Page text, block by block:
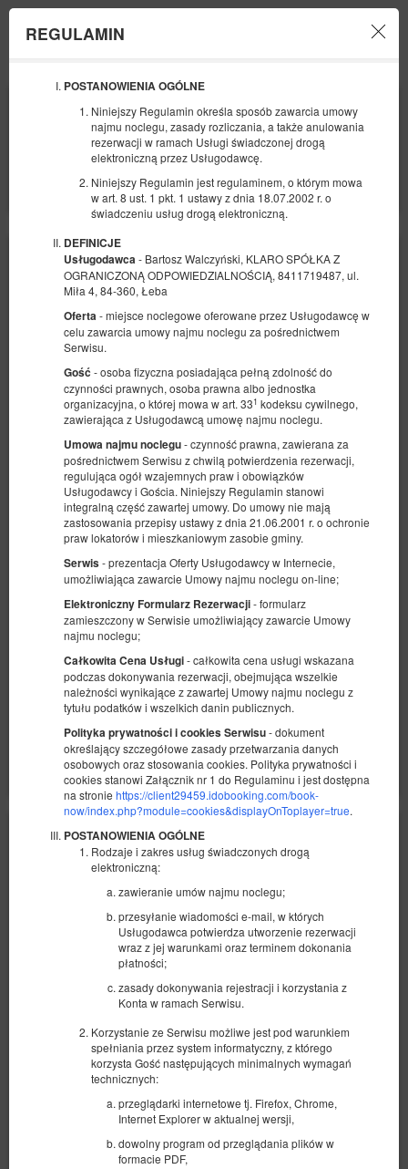
REGULAMIN
POSTANOWIENIA OGÓLNE
Niniejszy Regulamin określa sposób zawarcia umowy
najmu noclegu, zasady rozliczania, a także anulowania
rezerwacji w ramach Usługi świadczonej drogą
elektroniczną przez Usługodawcę.
Niniejszy Regulamin jest regulaminem, o którym mowa
w art. 8 ust. 1 pkt. 1 ustawy z dnia 18.07.2002 r. o
świadczeniu usług drogą elektroniczną.
DEFINICJE
Usługodawca - Bartosz Walczyński, KLARO SPÓŁKA Z
OGRANICZONĄ ODPOWIEDZIALNOŚCIĄ, 8411719487, ul.
Miła 4, 84-360, Łeba
Oferta - miejsce noclegowe oferowane przez Usługodawcę w
celu zawarcia umowy najmu noclegu za pośrednictwem
Serwisu.
Gość - osoba fizyczna posiadająca pełną zdolność do
czynności prawnych, osoba prawna albo jednostka
organizacyjna, o której mowa w art. 331 kodeksu cywilnego,
zawierająca z Usługodawcą umowę najmu noclegu.
Umowa najmu noclegu- czynność prawna, zawierana za
pośrednictwem Serwisu z chwilą potwierdzenia rezerwacji,
regulująca ogół wzajemnych praw i obowiązków
Usługodawcy i Gościa. Niniejszy Regulamin stanowi
integralną część zawartej umowy. Do umowy nie mają
zastosowania przepisy ustawy z dnia 21.06.2001 r. o ochronie
praw lokatorów i mieszkaniowym zasobie gminy.
Serwis - prezentacja Oferty Usługodawcy w Internecie,
umożliwiająca zawarcie Umowy najmu noclegu on-line;
Elektroniczny Formularz Rezerwacji- formularz
zamieszczony w Serwisie umożliwiający zawarcie Umowy
najmu noclegu;
Całkowita Cena Usługi- całkowita cena usługi wskazana
podczas dokonywania rezerwacji, obejmująca wszelkie
należności wynikające z zawartej Umowy najmu noclegu z
tytułu podatków i wszelkich danin publicznych.
Polityka prywatności i cookies Serwisu- dokument
określający szczegółowe zasady przetwarzania danych
osobowych oraz stosowania cookies. Polityka prywatności i
cookies stanowi Załącznik nr 1 do Regulaminu i jest dostępna
na stronie https://client29459.idobooking.com/book-
now/index.php?module=cookies&displayOnToplayer=true.
POSTANOWIENIA OGÓLNE
Rodzaje i zakres usług świadczonych drogą
elektroniczną:
zawieranie umów najmu noclegu;
przesyłanie wiadomości e-mail, w których
Usługodawca potwierdza utworzenie rezerwacji
wraz z jej warunkami oraz terminem dokonania
płatności;
zasady dokonywania rejestracji i korzystania z
Konta w ramach Serwisu.
Korzystanie ze Serwisu możliwe jest pod warunkiem
spełniania przez system informatyczny, z którego
korzysta Gość następujących minimalnych wymagań
technicznych:
przeglądarki internetowe tj. Firefox, Chrome,
Internet Explorer w aktualnej wersji,
dowolny program od przeglądania plików w
formacie PDF,
10
2026
FILTRY
Czarny Goniec 2
Dostępna liczba: 1
pow. 31,00 m
1 sypialnia
1 duże łóżko podwójne (Queen), 1 sofa rozkładana (Sofa Bed)
2 825,67 zł
2 osoby / 3 noce
Pokaż oferty
Biała Królowa
Dostępna liczba: 1